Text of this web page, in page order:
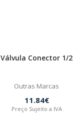
Válvula Conector 1/2
Outras Marcas
11.84€
Preço Sujeito a IVA